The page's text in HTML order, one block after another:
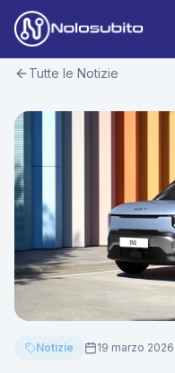
Offerte Privati
Offerte Moto
Veicoli Commerciali
Offerte Re-Use
Usato Sicuro
Lavora con Noi
Contatti
Tutte le Notizie
Notizie 19 marzo 2026